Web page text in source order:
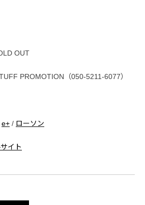
OUT
PROMOTION（050-5211-6077）
e+ / ローソン
イト